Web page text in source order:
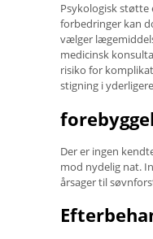
Psykologisk
forbedringer kan
vælger
medicinsk
risiko for
stigning i
Der er ingen
mod nydelig nat.
årsager til